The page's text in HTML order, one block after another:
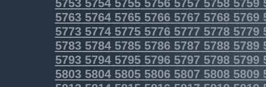
57635764576557665767 57685769
5773577457755776577757785779
57835784578557865787 57885789
57935794579557965797 57985799
58035804580558065807 58085809